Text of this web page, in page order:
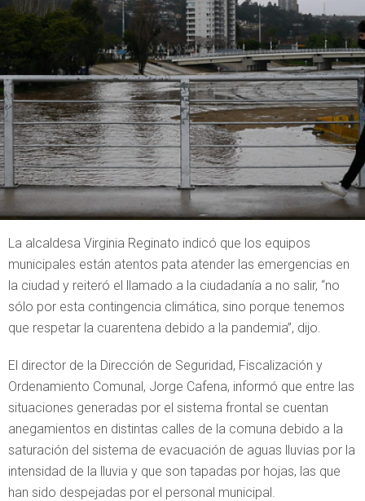
La alcaldesa Virginia Reginato indicó que los equipos
municipales están atentos pata atender las emergencias en
la ciudad y reiteró el llamado a la ciudadanía a no salir, “no
sólo por esta contingencia climática, sino porque tenemos
que respetar la cuarentena debido a la pandemia”, dijo.
El director de la Dirección de Seguridad, Fiscalización y
Ordenamiento Comunal, Jorge Cafena, informó que entre las
situaciones generadas por el sistema frontal se cuentan
anegamientos en distintas calles de la comuna debido a la
saturación del sistema de evacuación de aguas lluvias por la
intensidad de la lluvia y que son tapadas por hojas, las que
han sido despejadas por el personal municipal.